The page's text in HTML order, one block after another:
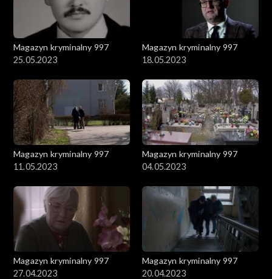
Magazyn kryminalny 997
25.05.2023
Magazyn kryminalny 997
18.05.2023
Magazyn kryminalny 997
11.05.2023
Magazyn kryminalny 997
04.05.2023
Magazyn kryminalny 997
27.04.2023
Magazyn kryminalny 997
20.04.2023